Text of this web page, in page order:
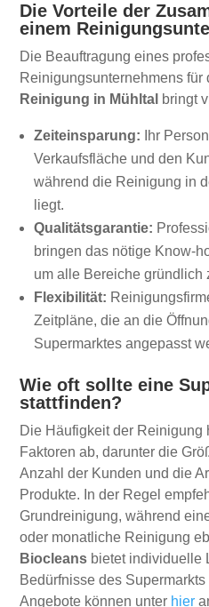
Die Vorteile der
einem
Die Beauftragung eines
Reinigungsunternehmens
Reinigung in Mühltal bringt
Zeiteinsparung: Ihr
Verkaufsfläche und den
während die Reinigung in
liegt.
Qualitätsgarantie:
bringen das nötige Know-
um alle Bereiche gründlich
Flexibilität:
Zeitpläne, die an die
Supermarktes angepasst
Wie oft sollte eine
stattfinden?
Die Häufigkeit der Reinigung
Faktoren ab, darunter die
Anzahl der Kunden und die
Produkte. In der Regel
Grundreinigung, während
oder monatliche Reinigung
Biocleans bietet individuelle
Bedürfnisse des
Angebote können unter hier